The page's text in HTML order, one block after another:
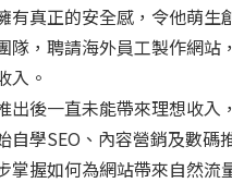
有真正的安全感，令他萌
隊，聘請海外員工製作網
入。
出後一直未能帶來理想收
自學SEO、內容營銷及數
掌握如何為網站帶來自然流